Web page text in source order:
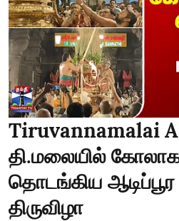
Tiruvannamalai
தி.மலையில்
தொடங்கிய
திருவிழா